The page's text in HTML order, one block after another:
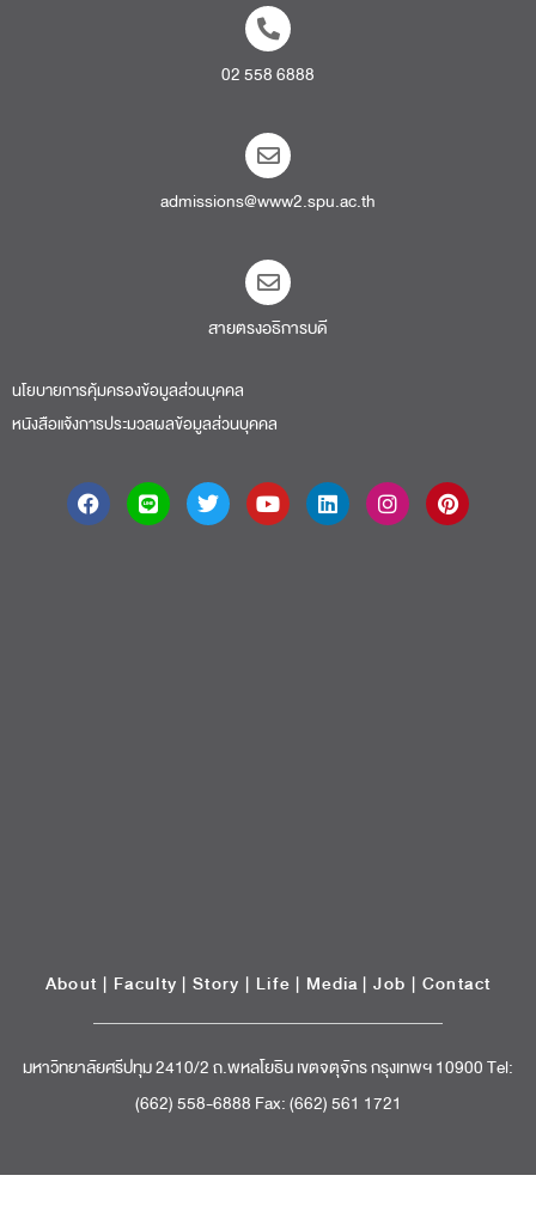
02 558 6888
admissions@www2.spu.ac.th
สายตรงอธิการบดี​
นโยบายการคุ้มครองข้อมูลส่วนบุคคล
หนังสือแจ้งการประมวลผลข้อมูลส่วนบุคคล